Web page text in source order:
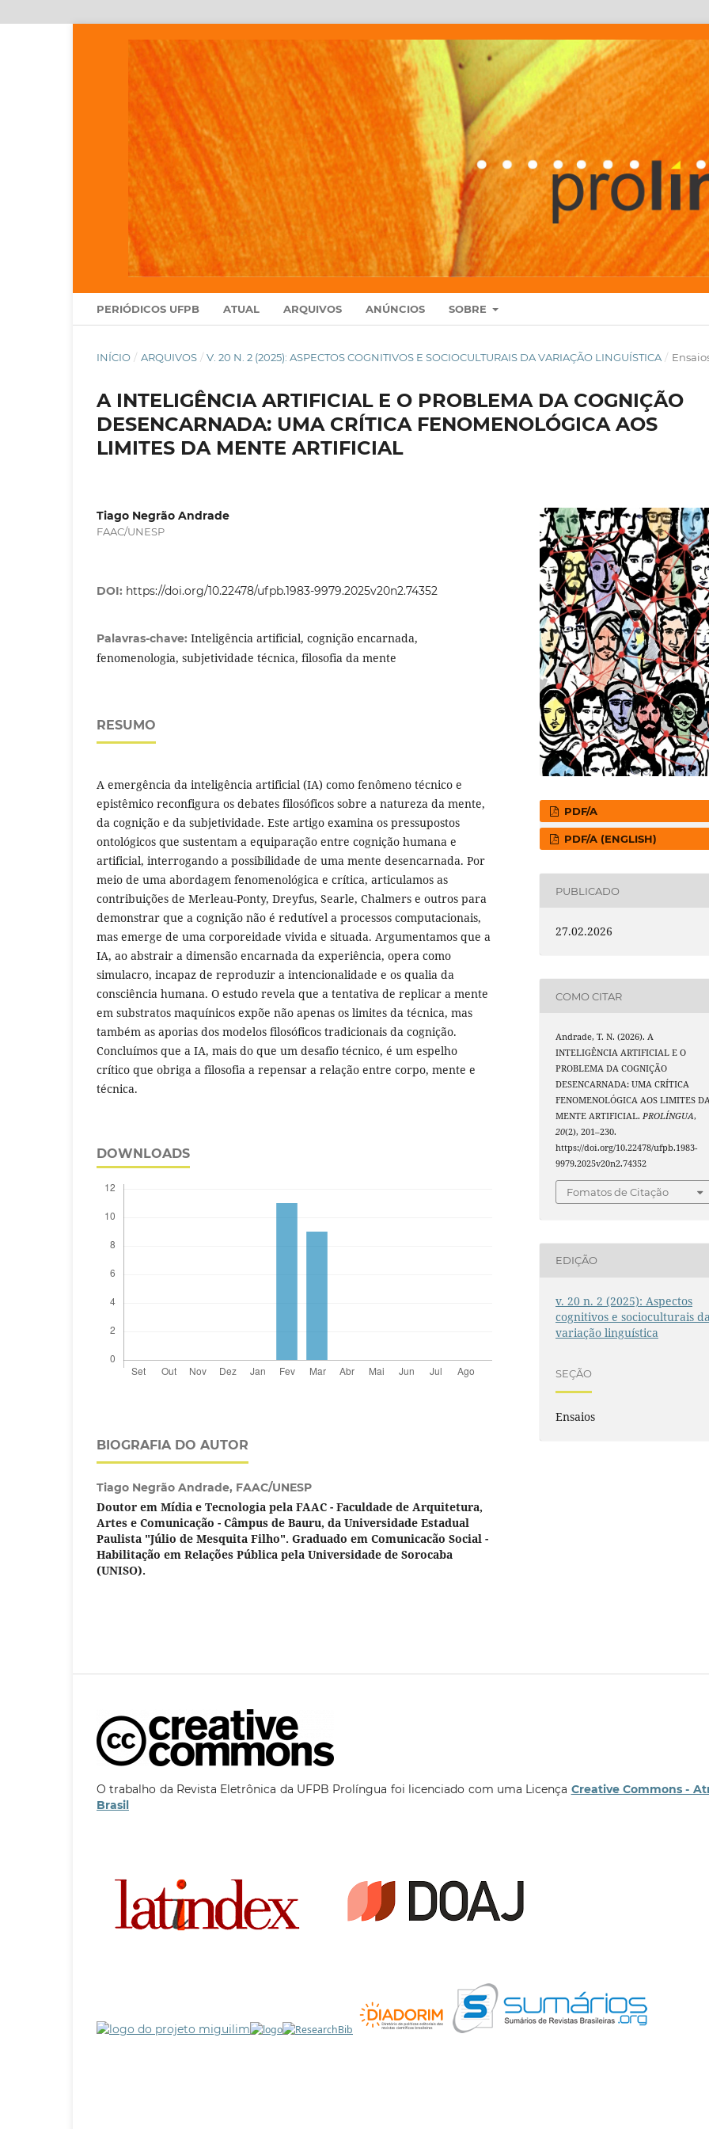
PERIÓDICOS UFPB ATUAL ARQUIVOS ANÚNCIOS SOBRE
INÍCIO / ARQUIVOS / V. 20 N. 2 (2025): ASPECTOS COGNITIVOS E SOCIOCULTURAIS DA VARIAÇÃO LINGUÍSTICA /
A INTELIGÊNCIA ARTIFICIAL E O PROBLEMA DA COGNIÇÃO
DESENCARNADA: UMA CRÍTICA FENOMENOLÓGICA AOS
LIMITES DA MENTE ARTIFICIAL
Tiago Negrão Andrade
FAAC/UNESP
DOI: https://doi.org/10.22478/ufpb.1983-9979.2025v20n2.74352
Palavras-chave: Inteligência artificial, cognição encarnada,
fenomenologia, subjetividade técnica, filosofia da mente
RESUMO
A emergência da inteligência artificial (IA) como fenômeno técnico e
epistêmico reconfigura os debates filosóficos sobre a natureza da mente,
da cognição e da subjetividade. Este artigo examina os pressupostos
ontológicos que sustentam a equiparação entre cognição humana e
artificial, interrogando a possibilidade de uma mente desencarnada. Por
meio de uma abordagem fenomenológica e crítica, articulamos as
contribuições de Merleau-Ponty, Dreyfus, Searle, Chalmers e outros para
demonstrar que a cognição não é redutível a processos computacionais,
mas emerge de uma corporeidade vivida e situada. Argumentamos que a
IA, ao abstrair a dimensão encarnada da experiência, opera como
simulacro, incapaz de reproduzir a intencionalidade e os qualia da
consciência humana. O estudo revela que a tentativa de replicar a mente
em substratos maquínicos expõe não apenas os limites da técnica, mas
também as aporias dos modelos filosóficos tradicionais da cognição.
Concluímos que a IA, mais do que um desafio técnico, é um espelho
crítico que obriga a filosofia a repensar a relação entre corpo, mente e
técnica.
DOWNLOADS
BIOGRAFIA DO AUTOR
Tiago Negrão Andrade, FAAC/UNESP
Doutor em Mídia e Tecnologia pela FAAC - Faculdade de Arquitetura,
Artes e Comunicação - Câmpus de Bauru, da Universidade Estadual
Paulista "Júlio de Mesquita Filho". Graduado em Comunicacão Social -
Habilitação em Relações Pública pela Universidade de Sorocaba
(UNISO).
PDF/A
PDF/A (ENGLISH)
PUBLICADO
27.02.2026
COMO CITAR
Andrade, T. N. (2026). A
INTELIGÊNCIA ARTIFICIAL E O
PROBLEMA DA COGNIÇÃO
DESENCARNADA: UMA CRÍTICA
FENOMENOLÓGICA AOS LIMITES
MENTE ARTIFICIAL.PROLÍNGUA,
20(2), 201–230.
https://doi.org/10.22478/ufpb.1983-
9979.2025v20n2.74352
Fomatos de Citação
EDIÇÃO
v. 20 n. 2 (2025): Aspectos
cognitivos e socioculturais
variação linguística
SEÇÃO
Ensaios
O trabalho da Revista Eletrônica da UFPB Prolíngua foi licenciado com uma Licença Creative Commons -
Brasil